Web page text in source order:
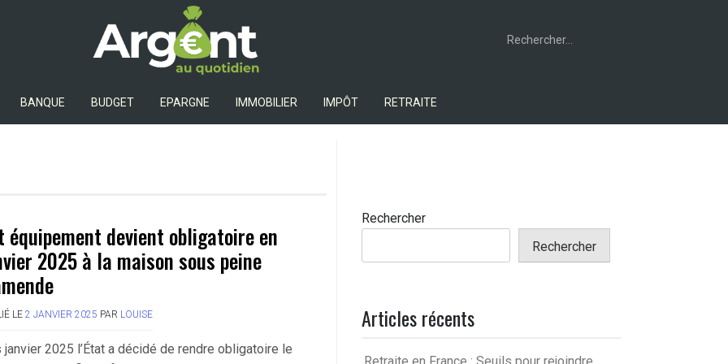
Argent Au Quotidien
Rechercher :
BANQUE BUDGET EPARGNE IMMOBILIER IMPÔT RETRAITE
équipement devient obligatoire en
2025 à la maison sous peine
LE 2 JANVIER 2025 PAR LOUISE
janvier 2025 l’État a décidé de rendre obligatoire le
Rechercher
Rechercher
Articles récents